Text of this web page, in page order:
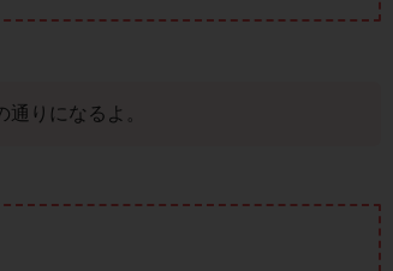
りになるよ。